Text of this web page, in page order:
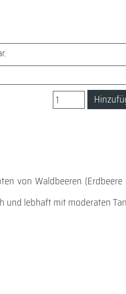
von Waldbeeren
und lebhaft mit moderaten